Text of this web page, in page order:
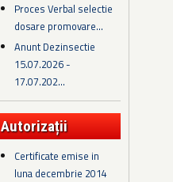
Proces Verbal selectie
dosare promovare...
Anunt Dezinsectie
15.07.2026 -
17.07.202...
Autorizații
Certificate emise in
luna decembrie 2014